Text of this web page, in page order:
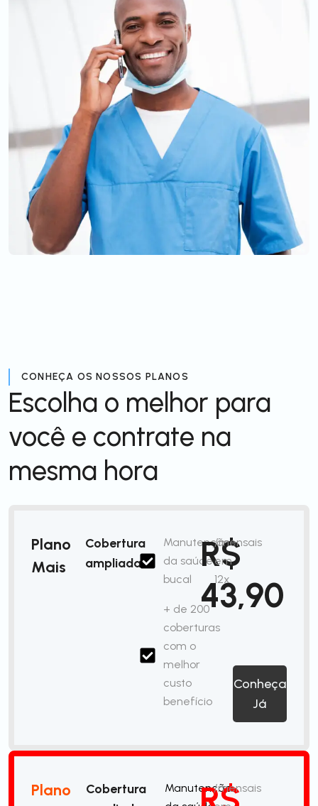
CONHEÇA OS NOSSOS PLANOS
Escolha o melhor para
você e contrate na
mesma hora
Plano
Mais
Cobertura
ampliada
Manutenção
da saúde
bucal
+ de 200
coberturas
com o
melhor
custo
benefício
R$
43,90
/mensais
em
12x
Conheça
Já
Plano
Cobertura
Manutenção/mensais